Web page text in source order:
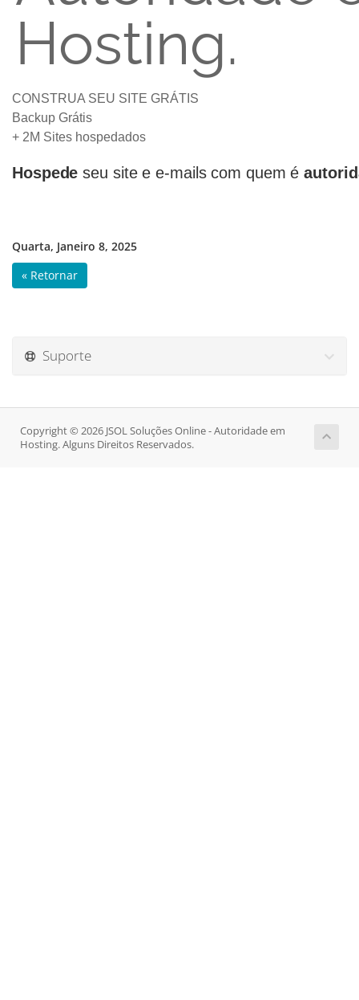
Hosting.
CONSTRUA SEU SITE GRÁTIS
Backup Grátis
+ 2M Sites hospedados
Hospede seu site e e-mails com quem é
Quarta, Janeiro 8, 2025
« Retornar
Suporte
Copyright © 2026 JSOL Soluções Online - Autoridade em
Hosting. Alguns Direitos Reservados.